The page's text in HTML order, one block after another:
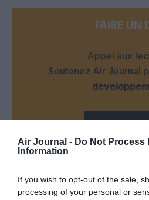
Air Journal - Do Not Process
Information
If you wish to opt-out of the sale,
processing of your personal or
FAIRE UN
Appel aux
Soutenez Air Journal